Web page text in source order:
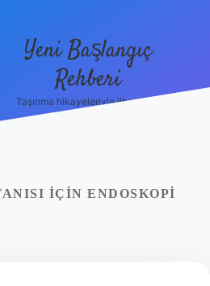
Yeni Başlangıç
Rehberi
Taşınma hikayeleriyle ilham bul!
IÇIN ENDOSKOPI